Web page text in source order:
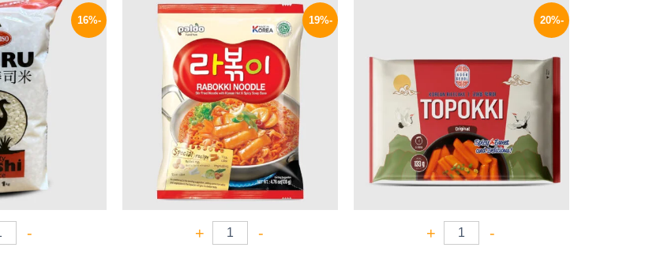
-20%
-
+
-19%
-
+
الأصلي
140 EGP.
الحالي
هو:
114 EGP.
-16%
-